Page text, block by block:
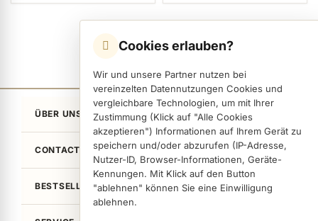
Cookies erlauben?
Wir und unsere Partner nutzen bei
vereinzelten Datennutzungen Cookies und
vergleichbare Technologien, um mit Ihrer
Zustimmung (Klick auf "Alle Cookies
akzeptieren") Informationen auf Ihrem Gerät zu
speichern und/oder abzurufen (IP-Adresse,
Nutzer-ID, Browser-Informationen, Geräte-
Kennungen. Mit Klick auf den Button
"ablehnen" können Sie eine Einwilligung
ablehnen.
Hand- & Körperpflege anzeigen
Füße & Zehenringe anzeigen
Beauty Accessoires anzeigen
ÜBER UNS
CONTACT
BESTSELLER